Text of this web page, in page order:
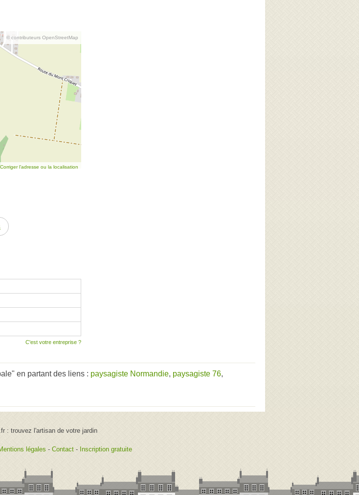
© contributeurs OpenStreetMap
Corriger l’adresse ou la localisation
C'est votre entreprise ?
en partant des liens : paysagiste Normandie, paysagiste 76,
: trouvez l'artisan de votre jardin
légales - Contact - Inscription gratuite